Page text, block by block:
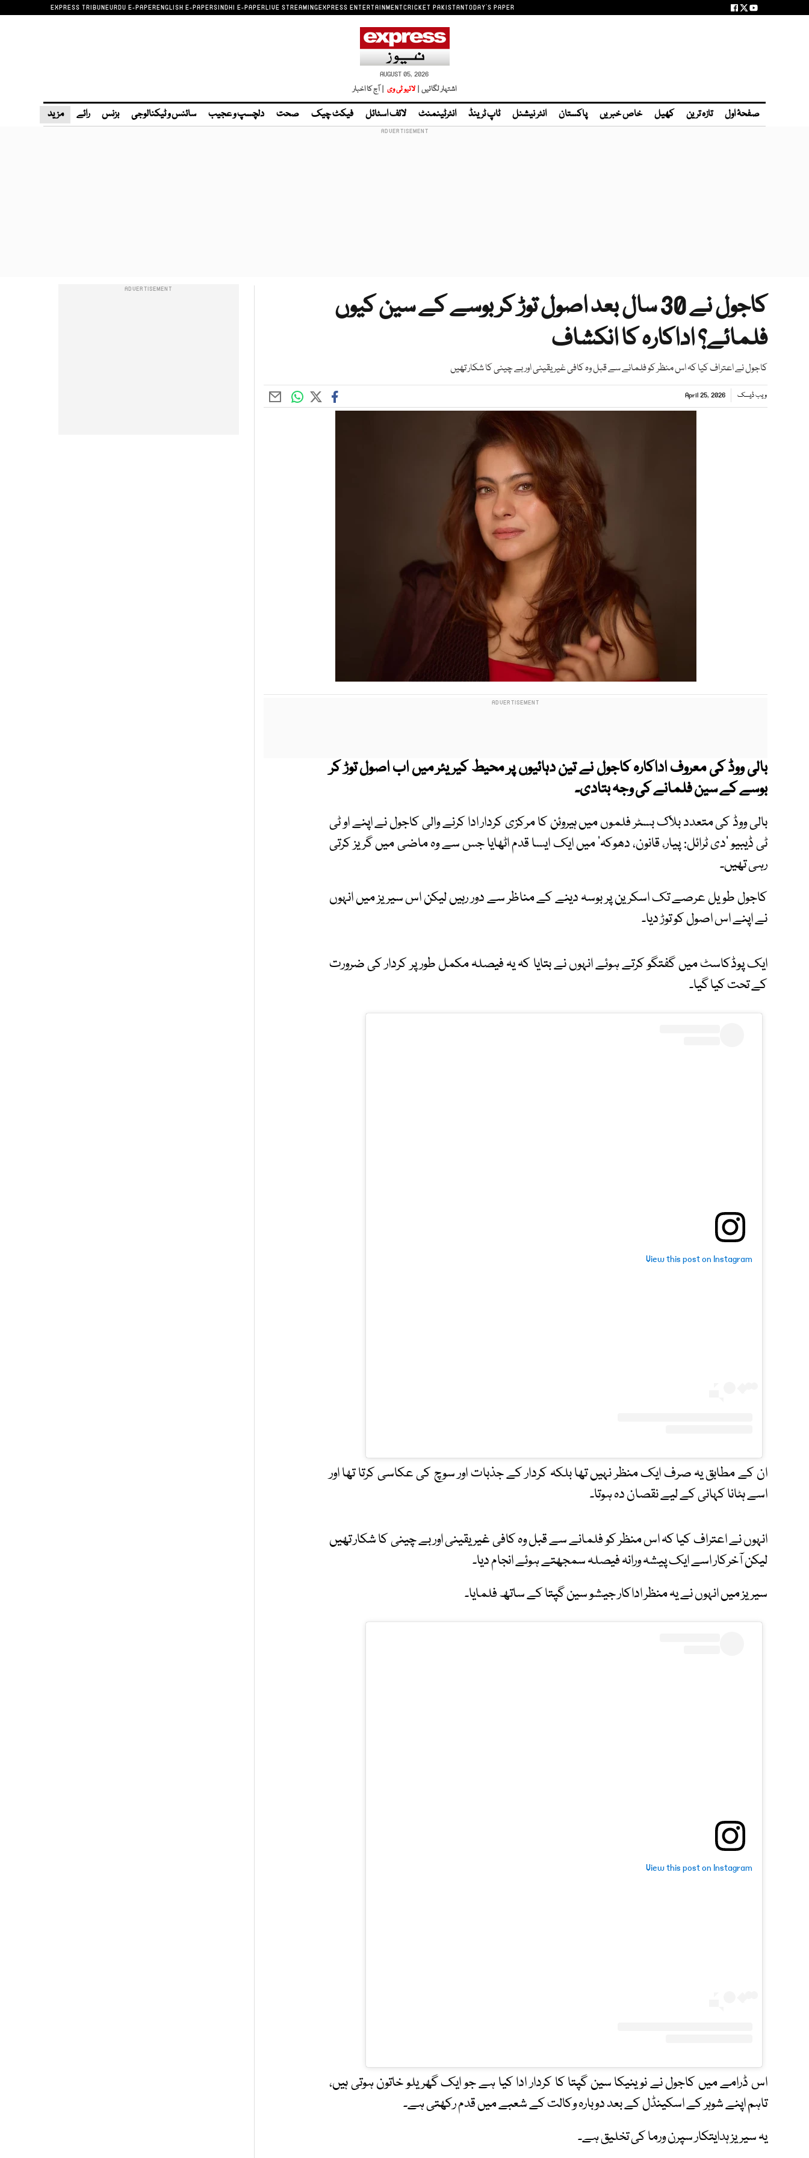
EXPRESS TRIBUNEURDU E-PAPERENGLISH E-PAPERSINDHI E-PAPERLIVE STREAMINGEXPRESS ENTERTAINMENTCRICKET PAKISTANTODAY'S PAPER
AUGUST 05, 2026
اشتہار لگائیں | لائیو ٹی وی | آج کا اخبار
صفحۂ اول تازہ ترین کھیل خاص خبریں پاکستان انٹر نیشنل ٹاپ ٹرینڈ انٹرٹینمنٹ لائف اسٹائل فیکٹ چیک صحت دلچسپ و عجیب سائنس و ٹیکنالوجی بزنس رائے مزید
کاجول نے 30 سال بعد اصول توڑ کر بوسے کے سین کیوں
فلمائے؟ اداکارہ کا انکشاف
کاجول نے اعتراف کیا کہ اس منظر کو فلمانے سے قبل وہ کافی غیر یقینی اور بے چینی کا شکار تھیں
ویب ڈیسک April 25, 2026
بالی ووڈ کی معروف اداکارہ کاجول نے تین دہائیوں پر محیط کیریئر میں اب اصول توڑ کر
بوسے کے سین فلمانے کی وجہ بتادی۔
بالی ووڈ کی متعدد بلاک بسٹر فلموں میں ہیروئن کا مرکزی کردار ادا کرنے والی کاجول نے اپنے او ٹی
ٹی ڈیبیو ’دی ٹرائل: پیار، قانون، دھوکہ‘ میں ایک ایسا قدم اٹھایا جس سے وہ ماضی میں گریز کرتی
رہی تھیں۔
کاجول طویل عرصے تک اسکرین پر بوسہ دینے کے مناظر سے دور رہیں لیکن اس سیریز میں انہوں
نے اپنے اس اصول کو توڑ دیا۔
ایک پوڈکاسٹ میں گفتگو کرتے ہوئے انہوں نے بتایا کہ یہ فیصلہ مکمل طور پر کردار کی ضرورت
کے تحت کیا گیا۔
View this post on Instagram
ان کے مطابق یہ صرف ایک منظر نہیں تھا بلکہ کردار کے جذبات اور سوچ کی عکاسی کرتا تھا اور
اسے ہٹانا کہانی کے لیے نقصان دہ ہوتا۔
انہوں نے اعتراف کیا کہ اس منظر کو فلمانے سے قبل وہ کافی غیر یقینی اور بے چینی کا شکار تھیں
لیکن آخرکار اسے ایک پیشہ ورانہ فیصلہ سمجھتے ہوئے انجام دیا۔
سیریز میں انہوں نے یہ منظر اداکار جیشو سین گپتا کے ساتھ فلمایا۔
View this post on Instagram
اس ڈرامے میں کاجول نے نوینیکا سین گپتا کا کردار ادا کیا ہے جو ایک گھریلو خاتون ہوتی ہیں،
تاہم اپنے شوہر کے اسکینڈل کے بعد دوبارہ وکالت کے شعبے میں قدم رکھتی ہے۔
یہ سیریز ہدایتکار سپرن ورما کی تخلیق ہے۔